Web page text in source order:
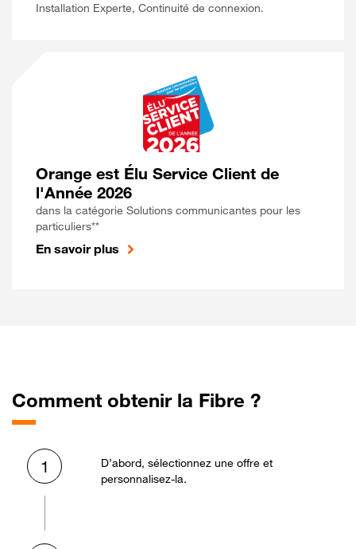
Installation Experte, Continuité de connexion.
Orange est Élu Service Client de
l'Année 2026
dans la catégorie Solutions communicantes pour les
particuliers**
En savoir plus
Comment obtenir la Fibre ?
1
D’abord, sélectionnez une offre et
personnalisez-la.